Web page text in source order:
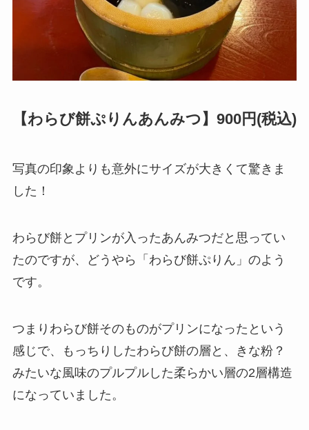
【わらび餅ぷりんあんみつ】900円(税込)
写真の印象よりも意外にサイズが大きくて驚きま
した！
わらび餅とプリンが入ったあんみつだと思ってい
たのですが、どうやら「わらび餅ぷりん」のよう
です。
つまりわらび餅そのものがプリンになったという
感じで、もっちりしたわらび餅の層と、きな粉？
みたいな風味のプルプルした柔らかい層の2層構造
になっていました。